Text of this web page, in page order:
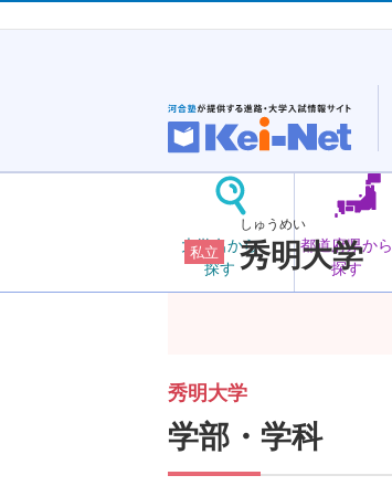
大学名から
探す
都道府県から
探す
私立
しゅうめい
秀明大学
秀明大学
学部・学科